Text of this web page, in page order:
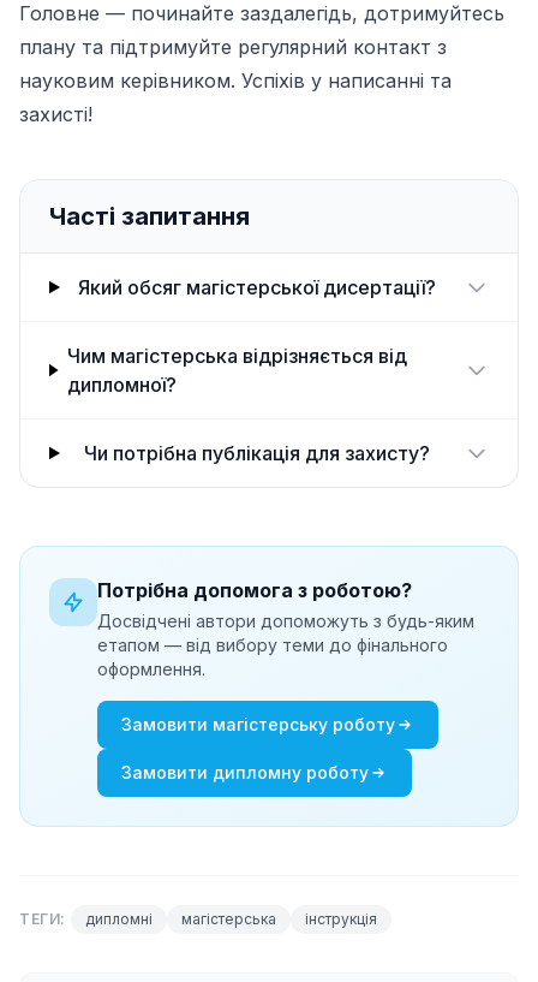
Головне — починайте заздалегідь, дотримуйтесь
плану та підтримуйте регулярний контакт з
науковим керівником. Успіхів у написанні та
захисті!
Часті запитання
Який обсяг магістерської дисертації?
Чим магістерська відрізняється від
дипломної?
Чи потрібна публікація для захисту?
Потрібна допомога з роботою?
Досвідчені автори допоможуть з будь-яким
етапом — від вибору теми до фінального
оформлення.
Замовити магістерську роботу
Замовити дипломну роботу
ТЕГИ: дипломні магістерська інструкція